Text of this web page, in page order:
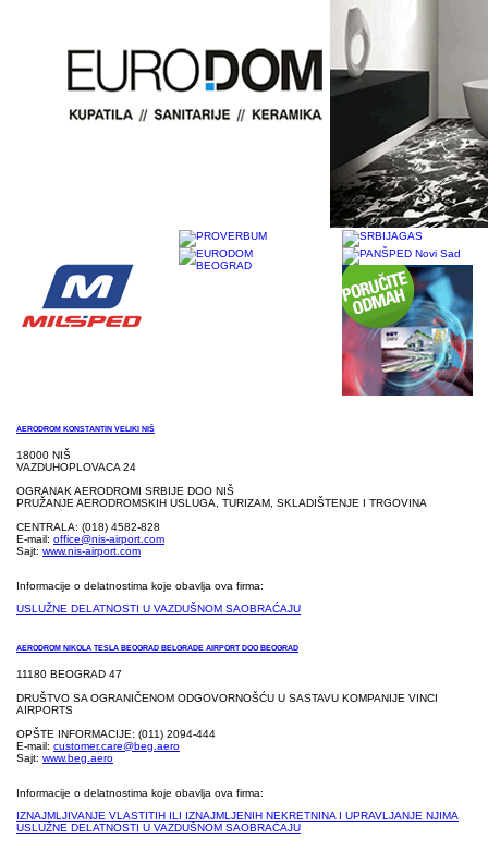
AERODROM KONSTANTIN VELIKI NIŠ
18000 NIŠ
VAZDUHOPLOVACA 24
OGRANAK AERODROMI SRBIJE DOO NIŠ
PRUŽANJE AERODROMSKIH USLUGA, TURIZAM, SKLADIŠTENJE I TRGOVINA
CENTRALA: (018) 4582-828
E-mail: office@nis-airport.com
Sajt: www.nis-airport.com
Informacije o delatnostima koje obavlja ova firma:
USLUŽNE DELATNOSTI U VAZDUŠNOM SAOBRAĆAJU
AERODROM NIKOLA TESLA BEOGRAD BELGRADE AIRPORT DOO BEOGRAD
11180 BEOGRAD 47
DRUŠTVO SA OGRANIČENOM ODGOVORNOŠĆU U SASTAVU KOMPANIJE VINCI
AIRPORTS
OPŠTE INFORMACIJE: (011) 2094-444
E-mail: customer.care@beg.aero
Sajt: www.beg.aero
Informacije o delatnostima koje obavlja ova firma:
IZNAJMLJIVANJE VLASTITIH ILI IZNAJMLJENIH NEKRETNINA I UPRAVLJANJE NJIMA
USLUŽNE DELATNOSTI U VAZDUŠNOM SAOBRAĆAJU